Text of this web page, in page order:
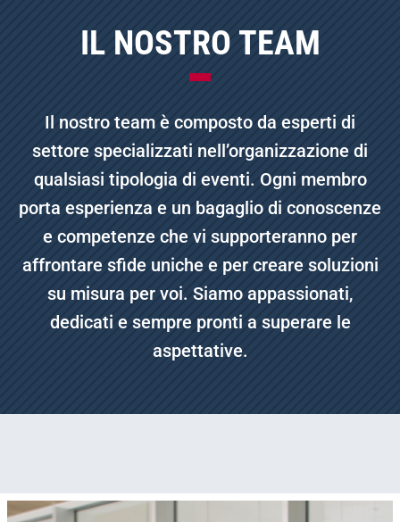
IL NOSTRO TEAM
Il nostro team è composto da esperti di
settore specializzati nell’organizzazione di
qualsiasi tipologia di eventi. Ogni membro
porta esperienza e un bagaglio di conoscenze
e competenze che vi supporteranno per
affrontare sfide uniche e per creare soluzioni
su misura per voi. Siamo appassionati,
dedicati e sempre pronti a superare le
aspettative.